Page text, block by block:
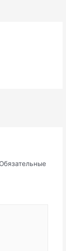
Обязательные